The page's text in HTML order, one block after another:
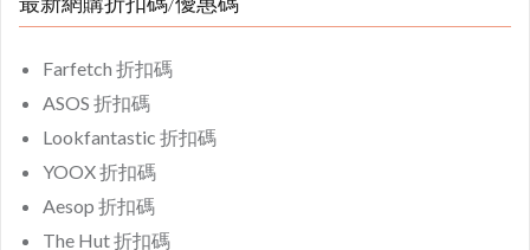
Farfetch 折扣碼
ASOS 折扣碼
Lookfantastic 折扣碼
YOOX 折扣碼
Aesop 折扣碼
The Hut 折扣碼